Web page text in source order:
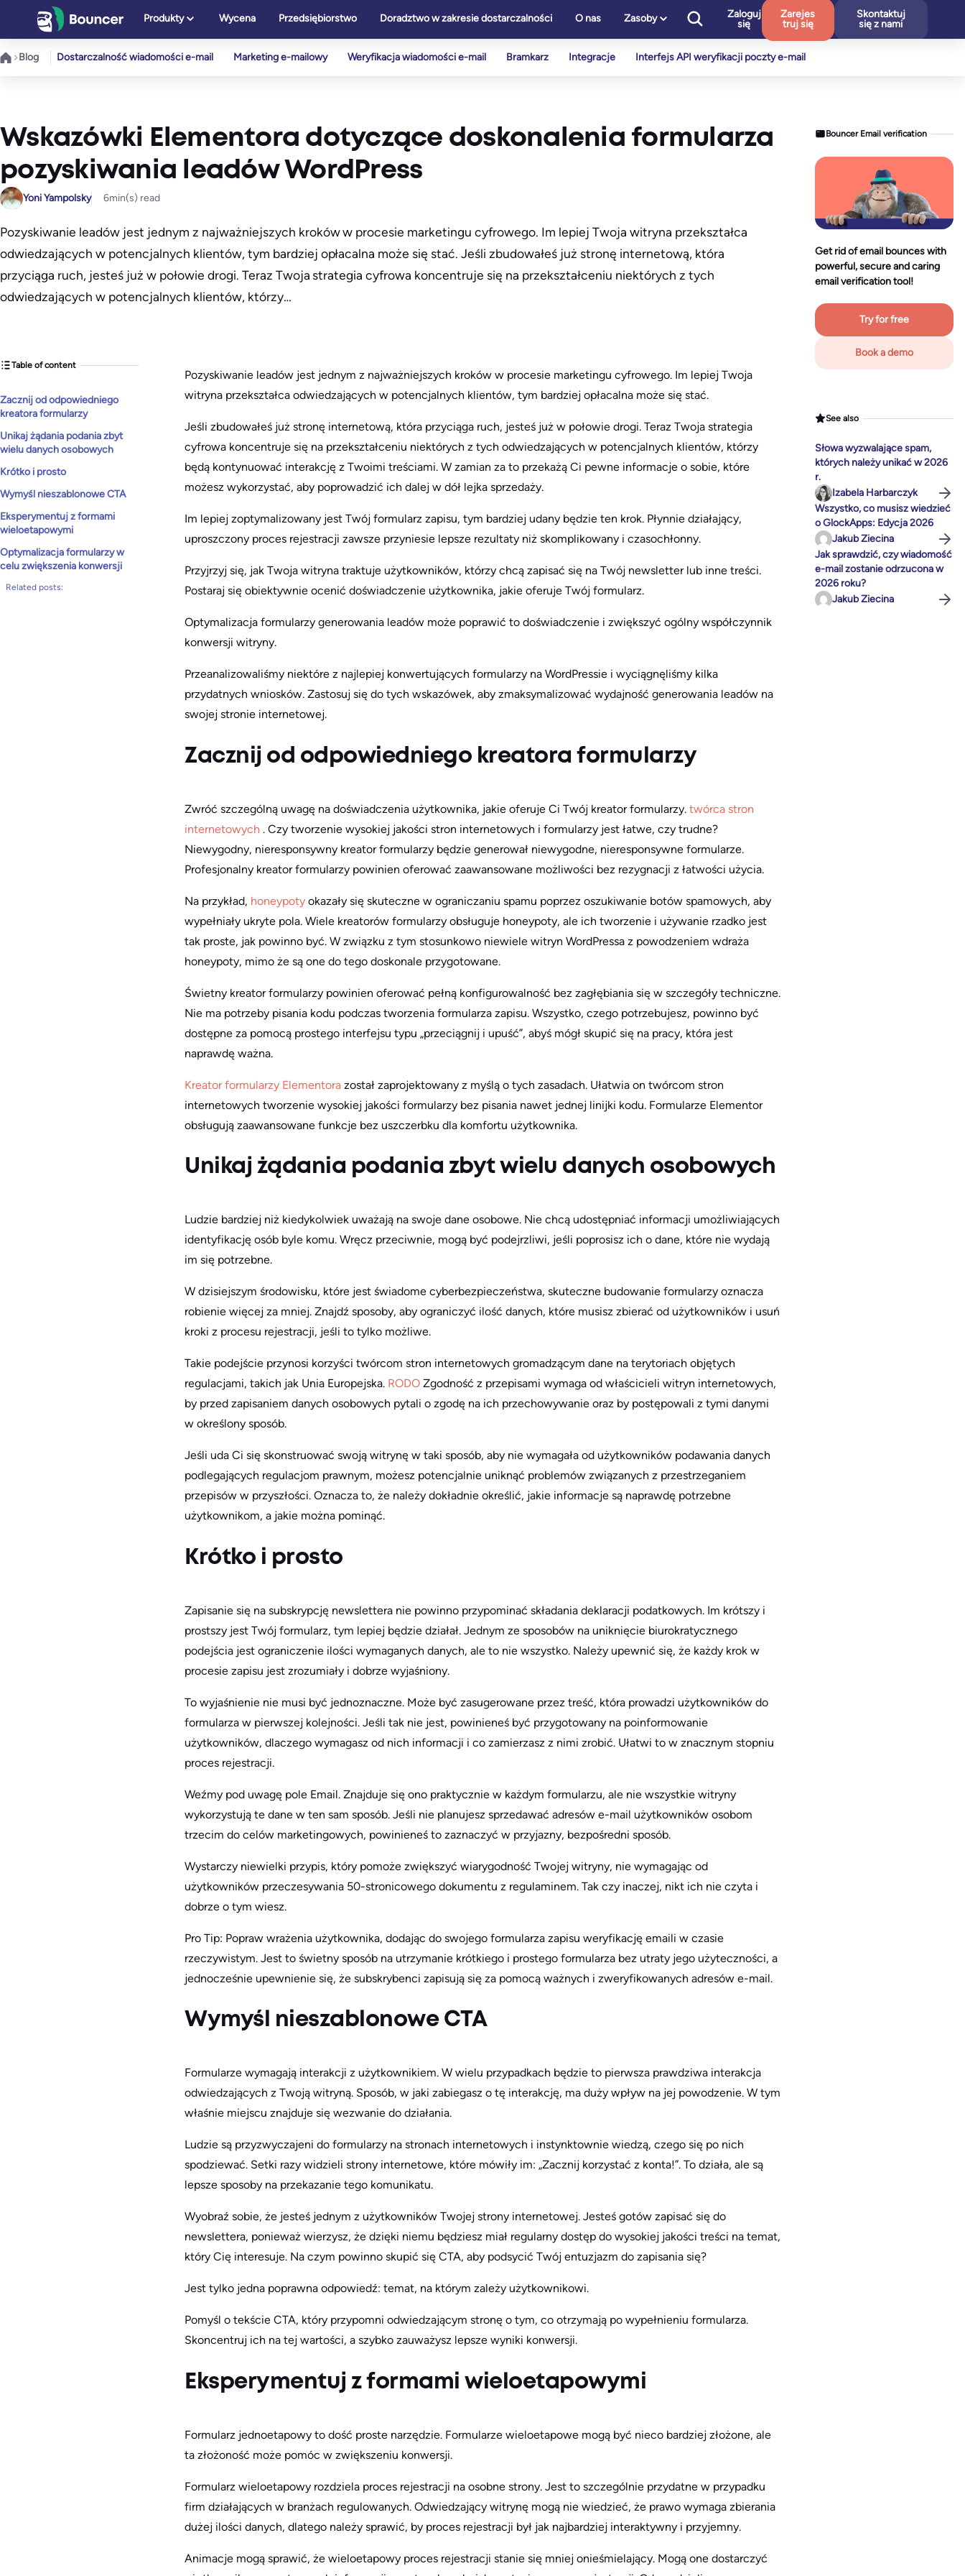
treści
Produkty Wycena Przedsiębiorstwo Doradztwo w zakresie dostarczalności O nas Zasoby
Zaloguj
się
Zarejes
truj się
Skontaktuj
się z nami
Blog Dostarczalność wiadomości e-mail Marketing e-mailowy Weryfikacja wiadomości e-mail Bramkarz Integracje Interfejs API weryfikacji poczty e-mail
Wskazówki Elementora dotyczące doskonalenia formularza
pozyskiwania leadów WordPress
Yoni Yampolsky 6min(s) read
Pozyskiwanie leadów jest jednym z najważniejszych kroków w procesie marketingu cyfrowego. Im lepiej Twoja witryna przekształca
odwiedzających w potencjalnych klientów, tym bardziej opłacalna może się stać. Jeśli zbudowałeś już stronę internetową, która
przyciąga ruch, jesteś już w połowie drogi. Teraz Twoja strategia cyfrowa koncentruje się na przekształceniu niektórych z tych
odwiedzających w potencjalnych klientów, którzy…
Table of content
Zacznij od odpowiedniego
kreatora formularzy
Unikaj żądania podania zbyt
wielu danych osobowych
Krótko i prosto
Wymyśl nieszablonowe CTA
Eksperymentuj z formami
wieloetapowymi
Optymalizacja formularzy w
celu zwiększenia konwersji
Related posts:
Pozyskiwanie leadów jest jednym z najważniejszych kroków w procesie marketingu cyfrowego. Im lepiej Twoja
witryna przekształca odwiedzających w potencjalnych klientów, tym bardziej opłacalna może się stać.
Jeśli zbudowałeś już stronę internetową, która przyciąga ruch, jesteś już w połowie drogi. Teraz Twoja strategia
cyfrowa koncentruje się na przekształceniu niektórych z tych odwiedzających w potencjalnych klientów, którzy
będą kontynuować interakcję z Twoimi treściami. W zamian za to przekażą Ci pewne informacje o sobie, które
możesz wykorzystać, aby poprowadzić ich dalej w dół lejka sprzedaży.
Im lepiej zoptymalizowany jest Twój formularz zapisu, tym bardziej udany będzie ten krok. Płynnie działający,
uproszczony proces rejestracji zawsze przyniesie lepsze rezultaty niż skomplikowany i czasochłonny.
Przyjrzyj się, jak Twoja witryna traktuje użytkowników, którzy chcą zapisać się na Twój newsletter lub inne treści.
Postaraj się obiektywnie ocenić doświadczenie użytkownika, jakie oferuje Twój formularz.
Optymalizacja formularzy generowania leadów może poprawić to doświadczenie i zwiększyć ogólny współczynnik
konwersji witryny.
Przeanalizowaliśmy niektóre z najlepiej konwertujących formularzy na WordPressie i wyciągnęliśmy kilka
przydatnych wniosków. Zastosuj się do tych wskazówek, aby zmaksymalizować wydajność generowania leadów na
swojej stronie internetowej.
Zacznij od odpowiedniego kreatora formularzy
Zwróć szczególną uwagę na doświadczenia użytkownika, jakie oferuje Ci Twój kreator formularzy. twórca stron
internetowych . Czy tworzenie wysokiej jakości stron internetowych i formularzy jest łatwe, czy trudne?
Niewygodny, nieresponsywny kreator formularzy będzie generował niewygodne, nieresponsywne formularze.
Profesjonalny kreator formularzy powinien oferować zaawansowane możliwości bez rezygnacji z łatwości użycia.
Na przykład, honeypoty okazały się skuteczne w ograniczaniu spamu poprzez oszukiwanie botów spamowych, aby
wypełniały ukryte pola. Wiele kreatorów formularzy obsługuje honeypoty, ale ich tworzenie i używanie rzadko jest
tak proste, jak powinno być. W związku z tym stosunkowo niewiele witryn WordPressa z powodzeniem wdraża
honeypoty, mimo że są one do tego doskonale przygotowane.
Świetny kreator formularzy powinien oferować pełną konfigurowalność bez zagłębiania się w szczegóły techniczne.
Nie ma potrzeby pisania kodu podczas tworzenia formularza zapisu. Wszystko, czego potrzebujesz, powinno być
dostępne za pomocą prostego interfejsu typu „przeciągnij i upuść”, abyś mógł skupić się na pracy, która jest
naprawdę ważna.
Kreator formularzy Elementora został zaprojektowany z myślą o tych zasadach. Ułatwia on twórcom stron
internetowych tworzenie wysokiej jakości formularzy bez pisania nawet jednej linijki kodu. Formularze Elementor
obsługują zaawansowane funkcje bez uszczerbku dla komfortu użytkownika.
Unikaj żądania podania zbyt wielu danych osobowych
Ludzie bardziej niż kiedykolwiek uważają na swoje dane osobowe. Nie chcą udostępniać informacji umożliwiających
identyfikację osób byle komu. Wręcz przeciwnie, mogą być podejrzliwi, jeśli poprosisz ich o dane, które nie wydają
im się potrzebne.
W dzisiejszym środowisku, które jest świadome cyberbezpieczeństwa, skuteczne budowanie formularzy oznacza
robienie więcej za mniej. Znajdź sposoby, aby ograniczyć ilość danych, które musisz zbierać od użytkowników i usuń
kroki z procesu rejestracji, jeśli to tylko możliwe.
Takie podejście przynosi korzyści twórcom stron internetowych gromadzącym dane na terytoriach objętych
regulacjami, takich jak Unia Europejska. RODO Zgodność z przepisami wymaga od właścicieli witryn internetowych,
by przed zapisaniem danych osobowych pytali o zgodę na ich przechowywanie oraz by postępowali z tymi danymi
w określony sposób.
Jeśli uda Ci się skonstruować swoją witrynę w taki sposób, aby nie wymagała od użytkowników podawania danych
podlegających regulacjom prawnym, możesz potencjalnie uniknąć problemów związanych z przestrzeganiem
przepisów w przyszłości. Oznacza to, że należy dokładnie określić, jakie informacje są naprawdę potrzebne
użytkownikom, a jakie można pominąć.
Krótko i prosto
Zapisanie się na subskrypcję newslettera nie powinno przypominać składania deklaracji podatkowych. Im krótszy i
prostszy jest Twój formularz, tym lepiej będzie działał. Jednym ze sposobów na uniknięcie biurokratycznego
podejścia jest ograniczenie ilości wymaganych danych, ale to nie wszystko. Należy upewnić się, że każdy krok w
procesie zapisu jest zrozumiały i dobrze wyjaśniony.
To wyjaśnienie nie musi być jednoznaczne. Może być zasugerowane przez treść, która prowadzi użytkowników do
formularza w pierwszej kolejności. Jeśli tak nie jest, powinieneś być przygotowany na poinformowanie
użytkowników, dlaczego wymagasz od nich informacji i co zamierzasz z nimi zrobić. Ułatwi to w znacznym stopniu
proces rejestracji.
Weźmy pod uwagę pole Email. Znajduje się ono praktycznie w każdym formularzu, ale nie wszystkie witryny
wykorzystują te dane w ten sam sposób. Jeśli nie planujesz sprzedawać adresów e-mail użytkowników osobom
trzecim do celów marketingowych, powinieneś to zaznaczyć w przyjazny, bezpośredni sposób.
Wystarczy niewielki przypis, który pomoże zwiększyć wiarygodność Twojej witryny, nie wymagając od
użytkowników przeczesywania 50-stronicowego dokumentu z regulaminem. Tak czy inaczej, nikt ich nie czyta i
dobrze o tym wiesz.
Pro Tip: Popraw wrażenia użytkownika, dodając do swojego formularza zapisu weryfikację emaili w czasie
rzeczywistym. Jest to świetny sposób na utrzymanie krótkiego i prostego formularza bez utraty jego użyteczności, a
jednocześnie upewnienie się, że subskrybenci zapisują się za pomocą ważnych i zweryfikowanych adresów e-mail.
Wymyśl nieszablonowe CTA
Formularze wymagają interakcji z użytkownikiem. W wielu przypadkach będzie to pierwsza prawdziwa interakcja
odwiedzających z Twoją witryną. Sposób, w jaki zabiegasz o tę interakcję, ma duży wpływ na jej powodzenie. W tym
właśnie miejscu znajduje się wezwanie do działania.
Ludzie są przyzwyczajeni do formularzy na stronach internetowych i instynktownie wiedzą, czego się po nich
spodziewać. Setki razy widzieli strony internetowe, które mówiły im: „Zacznij korzystać z konta!”. To działa, ale są
lepsze sposoby na przekazanie tego komunikatu.
Wyobraź sobie, że jesteś jednym z użytkowników Twojej strony internetowej. Jesteś gotów zapisać się do
newslettera, ponieważ wierzysz, że dzięki niemu będziesz miał regularny dostęp do wysokiej jakości treści na temat,
który Cię interesuje. Na czym powinno skupić się CTA, aby podsycić Twój entuzjazm do zapisania się?
Jest tylko jedna poprawna odpowiedź: temat, na którym zależy użytkownikowi.
Pomyśl o tekście CTA, który przypomni odwiedzającym stronę o tym, co otrzymają po wypełnieniu formularza.
Skoncentruj ich na tej wartości, a szybko zauważysz lepsze wyniki konwersji.
Eksperymentuj z formami wieloetapowymi
Formularz jednoetapowy to dość proste narzędzie. Formularze wieloetapowe mogą być nieco bardziej złożone, ale
ta złożoność może pomóc w zwiększeniu konwersji.
Formularz wieloetapowy rozdziela proces rejestracji na osobne strony. Jest to szczególnie przydatne w przypadku
firm działających w branżach regulowanych. Odwiedzający witrynę mogą nie wiedzieć, że prawo wymaga zbierania
dużej ilości danych, dlatego należy sprawić, by proces rejestracji był jak najbardziej interaktywny i przyjemny.
Animacje mogą sprawić, że wieloetapowy proces rejestracji stanie się mniej onieśmielający. Mogą one dostarczyć
Bouncer Email verification
Get rid of email bounces with
powerful, secure and caring
email verification tool!
Try for free
Book a demo
See also
Słowa wyzwalające spam,
których należy unikać w 2026
r.
Izabela Harbarczyk
Wszystko, co musisz wiedzieć
o GlockApps: Edycja 2026
Jakub Ziecina
Jak sprawdzić, czy wiadomość
e-mail zostanie odrzucona w
2026 roku?
Jakub Ziecina